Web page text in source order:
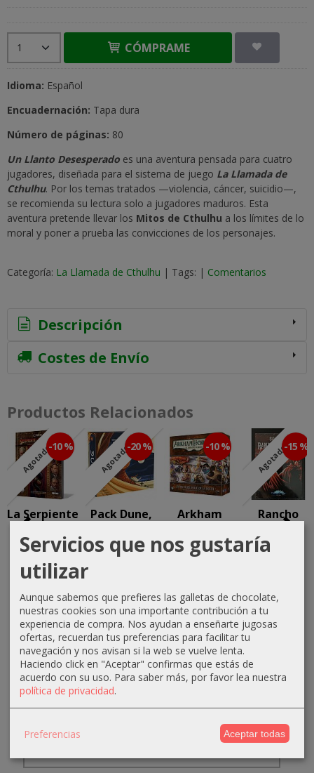
CÓMPRAME
Idioma: Español
Encuadernación: Tapa dura
Número de páginas: 80
Un Llanto Desesperado es una aventura pensada para cuatro
jugadores, diseñada para el sistema de juego La Llamada de
Cthulhu. Por los temas tratados —violencia, cáncer, suicidio—,
se recomienda su lectura solo a jugadores maduros. Esta
aventura pretende llevar los Mitos de Cthulhu a los límites de lo
moral y poner a prueba las convicciones de los personajes.
Categoría: La Llamada de Cthulhu | Tags: | Comentarios
Descripción
Costes de Envío
Productos Relacionados
Agotado-10 %
La Serpiente
Cabezas
40,49 €
Agotado-20 %
Pack Dune,
conquista,...
-10 %
Arkham
La fiesta
del...
44,99 €
Agotado-15 %
Rancho
12,75 €
Servicios que nos gustaría
utilizar
Aunque sabemos que prefieres las galletas de chocolate,
nuestras cookies son una importante contribución a tu
experiencia de compra. Nos ayudan a enseñarte jugosas
ofertas, recuerdan tus preferencias para facilitar tu
navegación y nos avisan si la web se vuelve lenta.
Haciendo click en "Aceptar" confirmas que estás de
acuerdo con su uso. Para saber más, por favor lea nuestra
política de privacidad.
Preferencias Aceptar todas